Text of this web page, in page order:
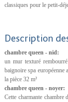
classiques pour le petit-
Description
chambre queen - nid:
un mur texturé
baignoire spa européenne
la pièce 32 m²
chambre queen - noyer:
Cette charmante